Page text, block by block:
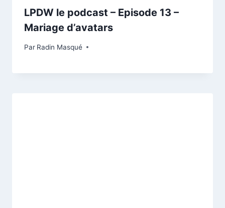
LPDW le podcast – Episode 13 –
Mariage d’avatars
Par Radin Masqué